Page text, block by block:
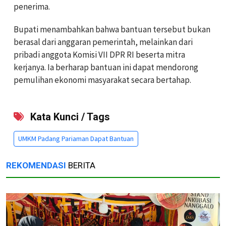
penerima.
Bupati menambahkan bahwa bantuan tersebut bukan
berasal dari anggaran pemerintah, melainkan dari
pribadi anggota Komisi VII DPR RI beserta mitra
kerjanya. Ia berharap bantuan ini dapat mendorong
pemulihan ekonomi masyarakat secara bertahap.
Kata Kunci / Tags
UMKM Padang Pariaman Dapat Bantuan
REKOMENDASI BERITA